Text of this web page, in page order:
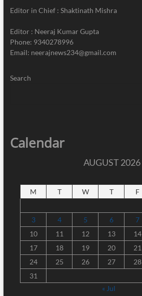
Editor in Chief : Shaktinath Mishra
Editor : Neeraj Kumar Gupta
Phone: 9340278996
Email: neerajnews234@gmail.com
Search
Calendar
AUGUST 2026
M T W T F
3
4 5 6 7
10
11 12 13 14
17
18 19 20 21
24
25 26 27 28
31
« Jul